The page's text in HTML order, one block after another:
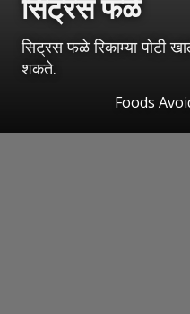
सिट्रस फळे रिकाम्या पोटी
शकते.
Foods